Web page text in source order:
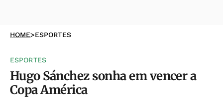
HOME>ESPORTES
ESPORTES
Hugo Sánchez sonha em vencer a
Copa América